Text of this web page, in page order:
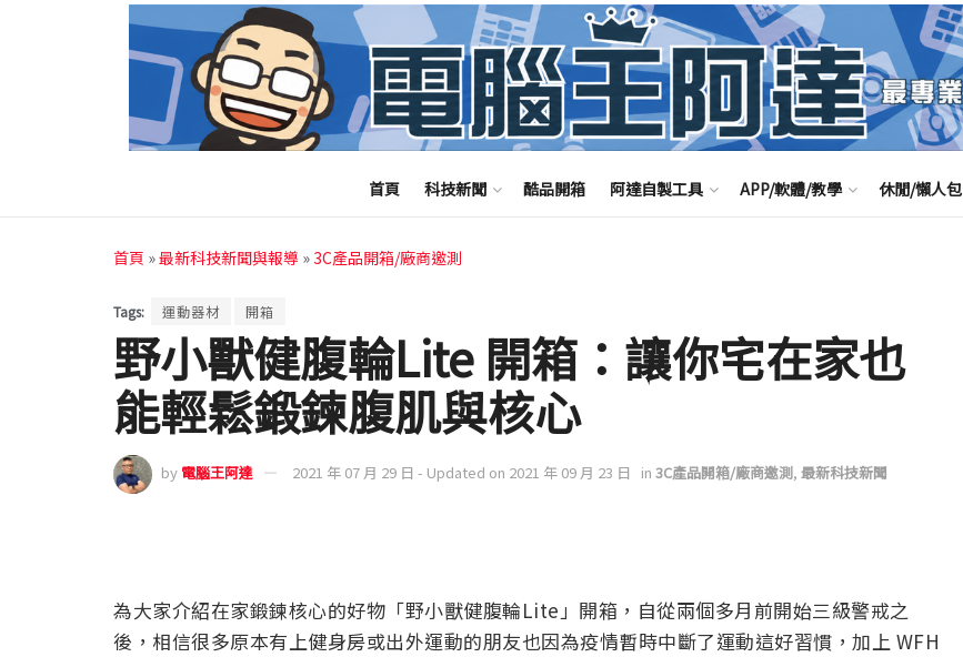
首頁 科技新聞 酷品開箱 阿達自製工具 APP/軟體/教學 休閒/懶人包
首頁 »最新科技新聞與報導 »3C產品開箱/廠商邀測
Tags: 運動器材 開箱
野小獸健腹輪Lite 開箱：讓你宅在家也
能輕鬆鍛鍊腹肌與核心
by 電腦王阿達 2021 年 07 月 29 日 - Updated on 2021 年 09 月 23 日 in 3C產品開箱/廠商邀測, 最新科技新聞
為大家介紹在家鍛鍊核心的好物「野小獸健腹輪Lite」開箱，自從兩個多月前開始三級警戒之
後，相信很多原本有上健身房或出外運動的朋友也因為疫情暫時中斷了運動這好習慣，加上 WFH